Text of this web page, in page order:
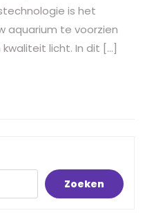
is het
aquarium te voorzien
licht. In dit […]
Zoeken